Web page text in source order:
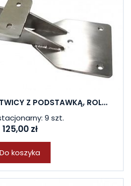
Z PODSTAWKĄ, ROL...
9 szt.
125,00 zł
Do koszyka